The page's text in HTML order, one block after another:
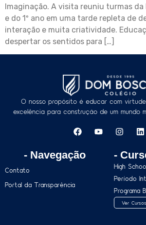
Imaginação. A visita reuniu turmas
e do 1º ano em uma tarde repleta de
interação e muita criatividade.
despertar os sentidos para […]
O nosso propósito é educar com
excelência para construção de um mundo
- Navegação
Contato
Portal da Transparência
-
High
Período
Programa
Ver Cursos